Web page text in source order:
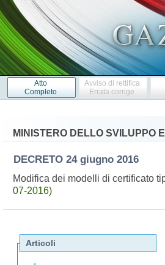
Atto
Completo
Avviso di rettifica
Errata corrige
MINISTERO DELLO SVILUPPO
DECRETO 24 giugno 2016
Modifica dei modelli di certificato
07-2016)